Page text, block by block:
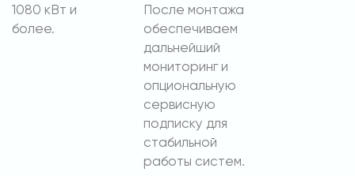
1080 кВт и
более.
После монтажа
обеспечиваем
дальнейший
мониторинг и
опциональную
сервисную
подписку для
стабильной
работы систем.